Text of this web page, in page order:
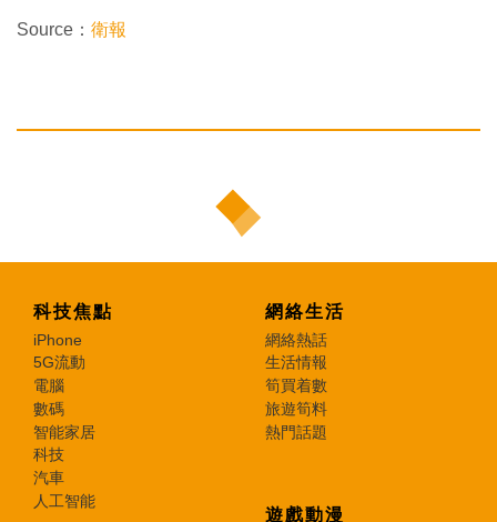
Source： 衛報
科技焦點
iPhone
5G流動
電腦
數碼
智能家居
科技
汽車
人工智能
網絡生活
網絡熱話
生活情報
筍買着數
旅遊筍料
熱門話題
遊戲動漫